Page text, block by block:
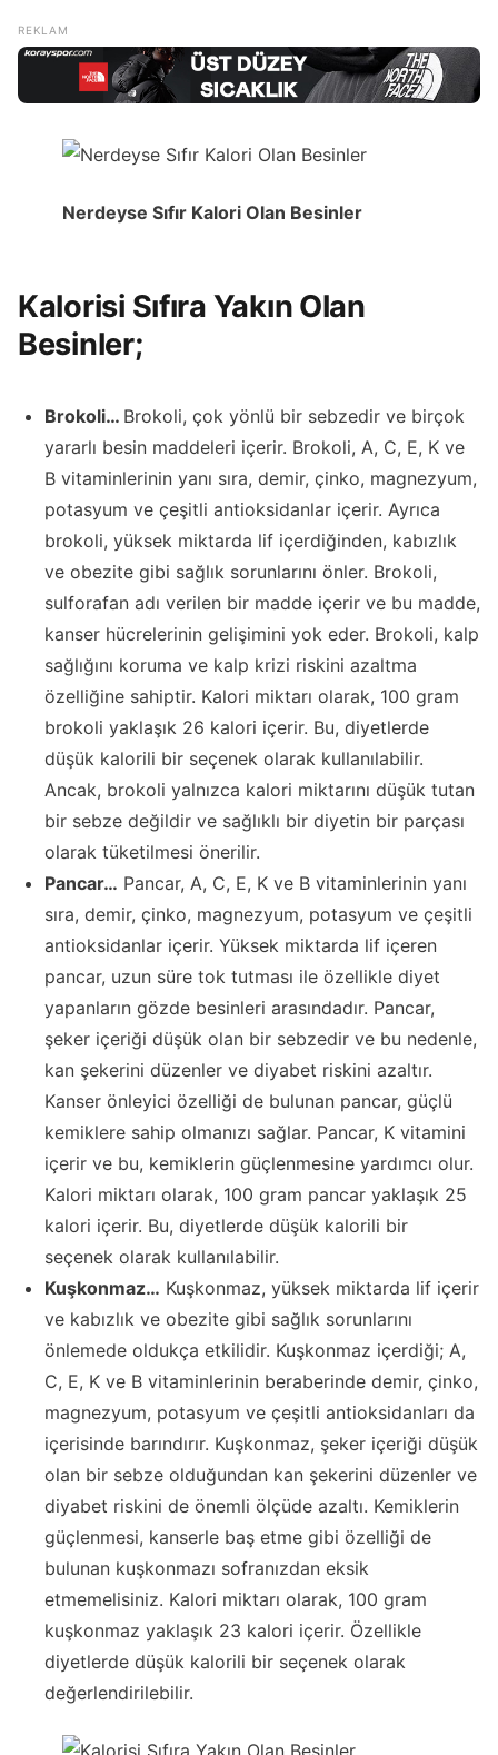
Nerdeyse Sıfır Kalori Olan Besinler
Kalorisi Sıfıra Yakın Olan
Besinler;
Brokoli… Brokoli, çok yönlü bir sebzedir ve birçok
yararlı besin maddeleri içerir. Brokoli, A, C, E, K ve
B vitaminlerinin yanı sıra, demir, çinko, magnezyum,
potasyum ve çeşitli antioksidanlar içerir. Ayrıca
brokoli, yüksek miktarda lif içerdiğinden, kabızlık
ve obezite gibi sağlık sorunlarını önler. Brokoli,
sulforafan adı verilen bir madde içerir ve bu madde,
kanser hücrelerinin gelişimini yok eder. Brokoli, kalp
sağlığını koruma ve kalp krizi riskini azaltma
özelliğine sahiptir. Kalori miktarı olarak, 100 gram
brokoli yaklaşık 26 kalori içerir. Bu, diyetlerde
düşük kalorili bir seçenek olarak kullanılabilir.
Ancak, brokoli yalnızca kalori miktarını düşük tutan
bir sebze değildir ve sağlıklı bir diyetin bir parçası
olarak tüketilmesi önerilir.
Pancar… Pancar, A, C, E, K ve B vitaminlerinin yanı
sıra, demir, çinko, magnezyum, potasyum ve çeşitli
antioksidanlar içerir. Yüksek miktarda lif içeren
pancar, uzun süre tok tutması ile özellikle diyet
yapanların gözde besinleri arasındadır. Pancar,
şeker içeriği düşük olan bir sebzedir ve bu nedenle,
kan şekerini düzenler ve diyabet riskini azaltır.
Kanser önleyici özelliği de bulunan pancar, güçlü
kemiklere sahip olmanızı sağlar. Pancar, K vitamini
içerir ve bu, kemiklerin güçlenmesine yardımcı olur.
Kalori miktarı olarak, 100 gram pancar yaklaşık 25
kalori içerir. Bu, diyetlerde düşük kalorili bir
seçenek olarak kullanılabilir.
Kuşkonmaz… Kuşkonmaz, yüksek miktarda lif içerir
ve kabızlık ve obezite gibi sağlık sorunlarını
önlemede oldukça etkilidir. Kuşkonmaz içerdiği; A,
C, E, K ve B vitaminlerinin beraberinde demir, çinko,
magnezyum, potasyum ve çeşitli antioksidanları da
içerisinde barındırır. Kuşkonmaz, şeker içeriği düşük
olan bir sebze olduğundan kan şekerini düzenler ve
diyabet riskini de önemli ölçüde azaltı. Kemiklerin
güçlenmesi, kanserle baş etme gibi özelliği de
bulunan kuşkonmazı sofranızdan eksik
etmemelisiniz. Kalori miktarı olarak, 100 gram
kuşkonmaz yaklaşık 23 kalori içerir. Özellikle
diyetlerde düşük kalorili bir seçenek olarak
değerlendirilebilir.